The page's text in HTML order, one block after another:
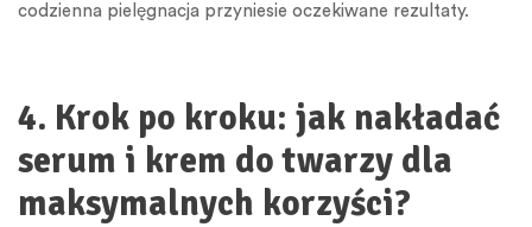
codzienna pielęgnacja przyniesie oczekiwane rezultaty.
4. Krok po kroku: jak nakładać
serum i krem do twarzy dla
maksymalnych korzyści?